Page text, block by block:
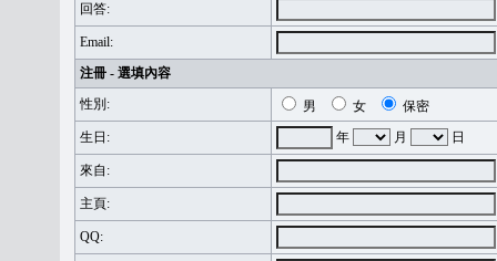
回答:
Email:
注冊 - 選填內容
性別:
男 女
保密
生日:
年 月 日
來自:
主頁:
QQ: